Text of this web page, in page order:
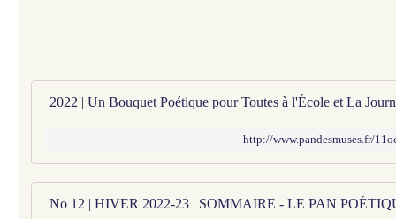
http://www.pandesmuses.fr/
No 12 | HIVER 2022-23 | SOMMAIRE - LE PAN